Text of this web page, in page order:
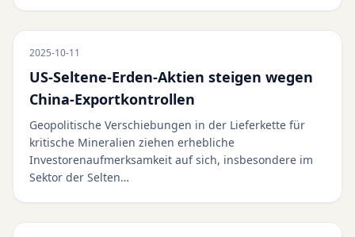
2025-10-11
US-Seltene-Erden-Aktien steigen wegen
China-Exportkontrollen
Geopolitische Verschiebungen in der Lieferkette für
kritische Mineralien ziehen erhebliche
Investorenaufmerksamkeit auf sich, insbesondere im
Sektor der Selten…